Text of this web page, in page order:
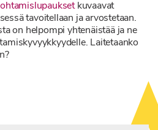
kuvaavat
tavoitellaan ja arvostetaan.
on helpompi yhtenäistää ja ne
Laitetaanko